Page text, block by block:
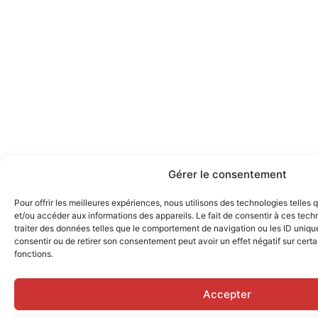
Gérer le consentement
Pour offrir les meilleures expériences, nous utilisons des technologies telles
et/ou accéder aux informations des appareils. Le fait de consentir à ces
traiter des données telles que le comportement de navigation ou les ID
consentir ou de retirer son consentement peut avoir un effet négatif sur
fonctions.
Accepter